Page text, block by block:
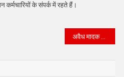
कर्मचारियों के संपर्क में रहते हैं।